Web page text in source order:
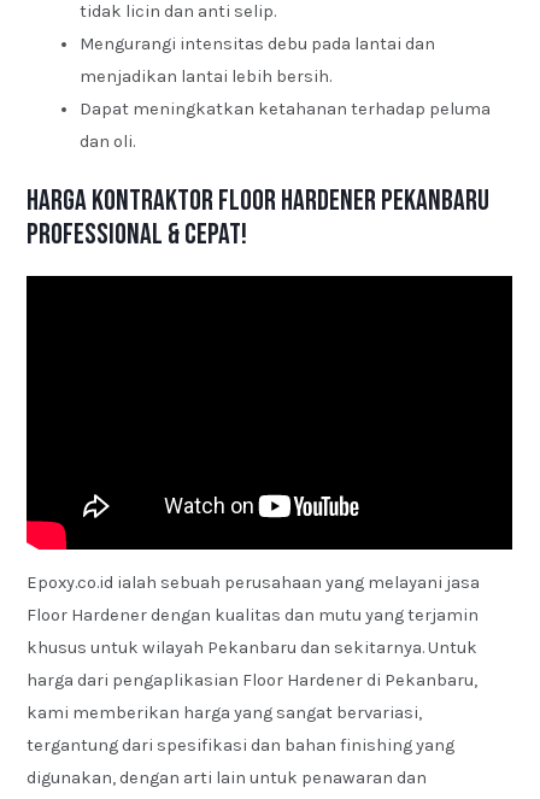
tidak licin dan anti selip.
Mengurangi intensitas debu pada lantai dan
menjadikan lantai lebih bersih.
Dapat meningkatkan ketahanan terhadap peluma
dan oli.
Harga Kontraktor Floor Hardener Pekanbaru
Professional & Cepat!
Epoxy.co.id ialah sebuah perusahaan yang melayani jasa
Floor Hardener dengan kualitas dan mutu yang terjamin
khusus untuk wilayah Pekanbaru dan sekitarnya. Untuk
harga dari pengaplikasian Floor Hardener di Pekanbaru,
kami memberikan harga yang sangat bervariasi,
tergantung dari spesifikasi dan bahan finishing yang
digunakan, dengan arti lain untuk penawaran dan